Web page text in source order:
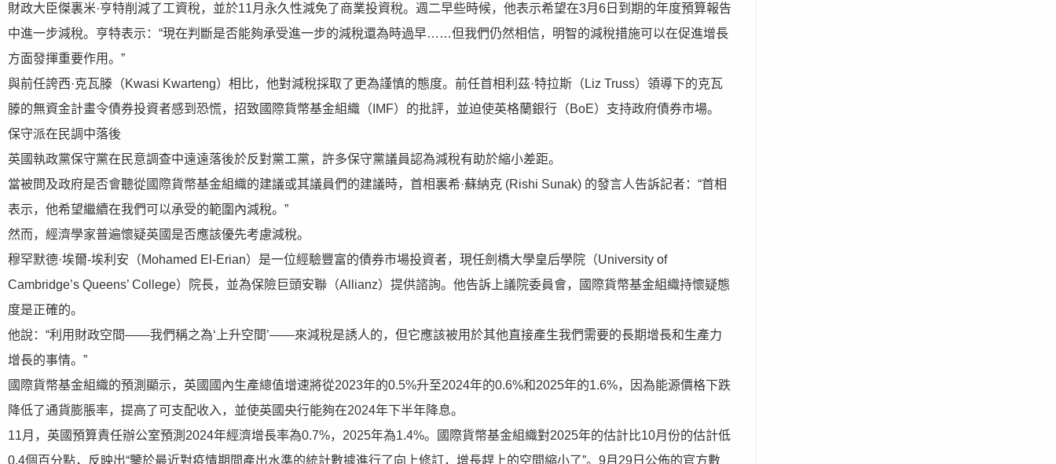
財政大臣傑裏米·亨特削減了工資稅，並於11月永久性減免了商業投資稅。週二早些時候，他表示希望在3月6日到期的年度預算報告
中進一步減稅。亨特表示：“現在判斷是否能夠承受進一步的減稅還為時過早……但我們仍然相信，明智的減稅措施可以在促進增長
方面發揮重要作用。”
與前任誇西·克瓦滕（Kwasi Kwarteng）相比，他對減稅採取了更為謹慎的態度。前任首相利茲·特拉斯（Liz Truss）領導下的克瓦
滕的無資金計畫令債券投資者感到恐慌，招致國際貨幣基金組織（IMF）的批評，並迫使英格蘭銀行（BoE）支持政府債券市場。
保守派在民調中落後
英國執政黨保守黨在民意調查中遠遠落後於反對黨工黨，許多保守黨議員認為減稅有助於縮小差距。
當被問及政府是否會聽從國際貨幣基金組織的建議或其議員們的建議時，首相裏希·蘇納克 (Rishi Sunak) 的發言人告訴記者：“首相
表示，他希望繼續在我們可以承受的範圍內減稅。”
然而，經濟學家普遍懷疑英國是否應該優先考慮減稅。
穆罕默德·埃爾-埃利安（Mohamed El-Erian）是一位經驗豐富的債券市場投資者，現任劍橋大學皇后學院（University of
Cambridge’s Queens’ College）院長，並為保險巨頭安聯（Allianz）提供諮詢。他告訴上議院委員會，國際貨幣基金組織持懷疑態
度是正確的。
他說：“利用財政空間——我們稱之為‘上升空間’——來減稅是誘人的，但它應該被用於其他直接產生我們需要的長期增長和生產力
增長的事情。”
國際貨幣基金組織的預測顯示，英國國內生產總值增速將從2023年的0.5%升至2024年的0.6%和2025年的1.6%，因為能源價格下跌
降低了通貨膨脹率，提高了可支配收入，並使英國央行能夠在2024年下半年降息。
11月，英國預算責任辦公室預測2024年經濟增長率為0.7%，2025年為1.4%。國際貨幣基金組織對2025年的估計比10月份的估計低
0.4個百分點，反映出“鑒於最近對疫情期間產出水準的統計數據進行了向上修訂，增長趕上的空間縮小了”。9月29日公佈的官方數